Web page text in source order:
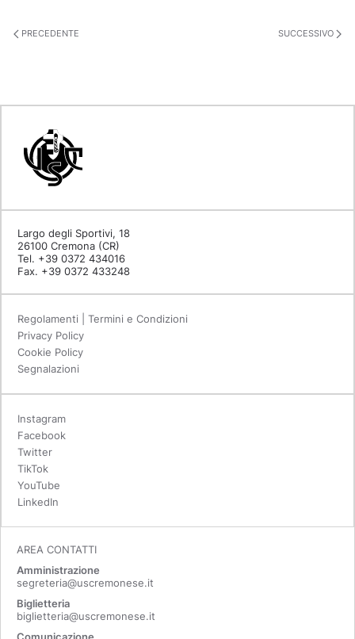
PRECEDENTE SUCCESSIVO
Largo degli Sportivi, 18
26100 Cremona (CR)
Tel. +39 0372 434016
Fax. +39 0372 433248
Regolamenti | Termini e Condizioni
Privacy Policy
Cookie Policy
Segnalazioni
Instagram
Facebook
Twitter
TikTok
YouTube
LinkedIn
AREA CONTATTI
Amministrazione
segreteria@uscremonese.it
Biglietteria
biglietteria@uscremonese.it